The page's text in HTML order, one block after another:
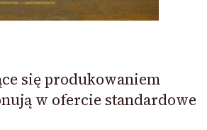
się produkowaniem
w ofercie standardowe